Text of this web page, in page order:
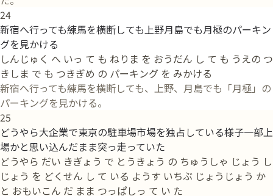
24
新宿へ行っても練馬を横断しても上野月島でも月極のパーキン
グを見かける
しんじゅく へ いっ て も ねりま を おうだん し て も うえの つ
きしま で も つきぎめ の パーキング を みかける
新宿へ行っても練馬を横断しても、上野、月島でも「月極」の
パーキングを見かける。
25
どうやら大企業で東京の駐車場市場を独占している様子一部上
場かと思い込んだまま突っ走っていた
どうやら だい きぎょう で とうきょう の ちゅうしゃ じょう し
じょう を どくせん し て いる ようす いちぶ じょうじょう か
と おもいこん だ まま つっぱしっ て い た